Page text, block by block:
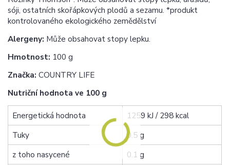
sóji, ostatních skořápkových plodů a sezamu. *produkt
kontrolovaného ekologického zemědělství
Alergeny: Může obsahovat stopy lepku.
Hmotnost: 100 g
Značka: COUNTRY LIFE
Nutriční hodnota ve 100 g
Energetická hodnota
1259 kJ / 298 kcal
Tuky
0.5 g
z toho nasycené
0.1 g